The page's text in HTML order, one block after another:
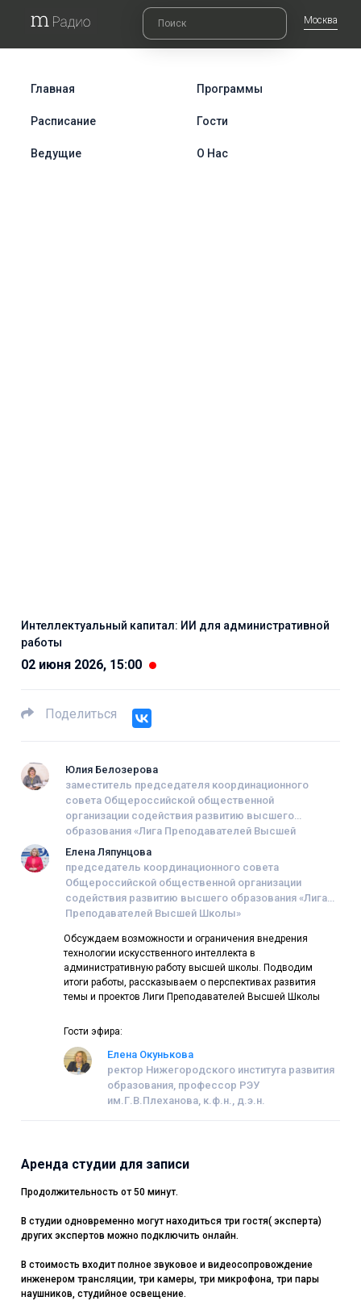
Москва
Главная Программы
Расписание Гости
Ведущие О Нас
Интеллектуальный капитал: ИИ для административной
работы
02 июня 2026, 15:00
Поделиться
Юлия Белозерова
заместитель председателя координационного
совета Общероссийской общественной
организации содействия развитию высшего
образования «Лига Преподавателей Высшей
Школы», заведующий кафедрой продюсерского
мастерства Института кино и телевидения (ГИТР)
Елена Ляпунцова
председатель координационного совета
Общероссийской общественной организации
содействия развитию высшего образования «Лига
Преподавателей Высшей Школы»
Обсуждаем возможности и ограничения внедрения
технологии искусственного интеллекта в
административную работу высшей школы. Подводим
итоги работы, рассказываем о перспективах развития
темы и проектов Лиги Преподавателей Высшей Школы
Гости эфира:
Елена Окунькова
ректор Нижегородского института развития
образования, профессор РЭУ
им.Г.В.Плеханова, к.ф.н., д.э.н.
Аренда студии для записи
Продолжительность от 50 минут.
В студии одновременно могут находиться три гостя( эксперта)
других экспертов можно подключить онлайн.
В стоимость входит полное звуковое и видеосопровождение
инженером трансляции, три камеры, три микрофона, три пары
наушников, студийное освещение.